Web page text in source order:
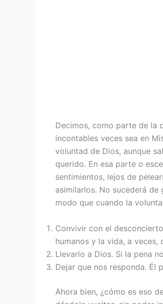
Decimos, como parte de la
incontables veces sea en
voluntad de Dios, aunque
querido. En esa parte o
sentimientos, lejos de
asimilarlos. No sucederá
modo que cuando la
Convivir con el
humanos y la vida, a veces,
Llevarlo a Dios. Si la pena
Dejar que nos responda.
Ahora bien, ¿cómo es eso